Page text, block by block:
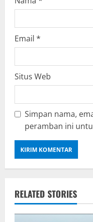
Email *
Situs Web
Simpan nama,
peramban ini
RELATED STORIES